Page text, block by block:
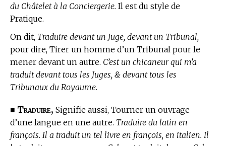
du Châtelet à la Conciergerie. Il est du style de
Pratique.
On dit, Traduire devant un Juge, devant un Tribunal,
pour dire, Tirer un homme d’un Tribunal pour le
mener devant un autre. C’est un chicaneur qui m’a
traduit devant tous les Juges, & devant tous les
Tribunaux du Royaume.
■ Traduire, Signifie aussi, Tourner un ouvrage
d’une langue en une autre. Traduire du latin en
françois. Il a traduit un tel livre en françois, en italien. Il